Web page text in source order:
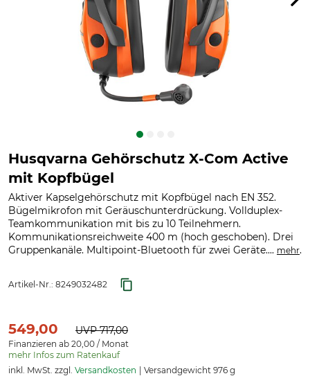
Husqvarna Gehörschutz X-Com Active
mit Kopfbügel
Aktiver Kapselgehörschutz mit Kopfbügel nach EN 352.
Bügelmikrofon mit Geräuschunterdrückung. Vollduplex-
Teamkommunikation mit bis zu 10 Teilnehmern.
Kommunikationsreichweite 400 m (hoch geschoben). Drei
Gruppenkanäle. Multipoint-Bluetooth für zwei Geräte.... mehr.
Artikel-Nr.: 8249032482
549,00 UVP717,00
Finanzieren ab 20,00 / Monat
mehr Infos zum Ratenkauf
inkl. MwSt. zzgl. Versandkosten Versandgewicht 976 g